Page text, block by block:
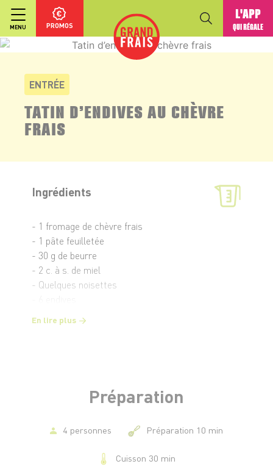
MENU PROMOS
L'APP
QUI RÉGALE
ENTRÉE
TATIN D’ENDIVES AU CHÈVRE
FRAIS
Ingrédients
- 1 fromage de chèvre frais
- 1 pâte feuilletée
- 30 g de beurre
- 2 c. à s. de miel
- Quelques noisettes
En lire plus
Préparation
4 personnes Préparation 10 min
Cuisson 30 min